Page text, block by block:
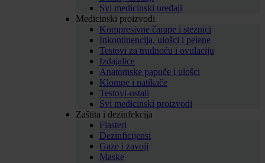
Svi medicinski uređaji
Medicinski proizvodi
Kompresivne čarape i steznici
Inkontinencija, ulošci i pelene
Testovi za trudnoću i ovulaciju
Izdajalice
Anatomske papuče i ulošci
Klompe i natikače
Testovi-ostali
Svi medicinski proizvodi
Zaštita i dezinfekcija
Flasteri
Dezinficijensi
Gaze i zavoji
Maske